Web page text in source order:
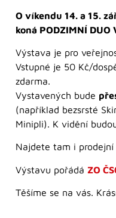
O víkendu 14. a 15.
koná PODZIMNÍ DUO
Výstava je pro
Vstupné je 50 Kč/
zdarma.
Vystavených bude
(například bezsrsté
Minipli). K vidění
Najdete tam i prodejní
Výstavu pořádá ZO
Těšíme se na vás.